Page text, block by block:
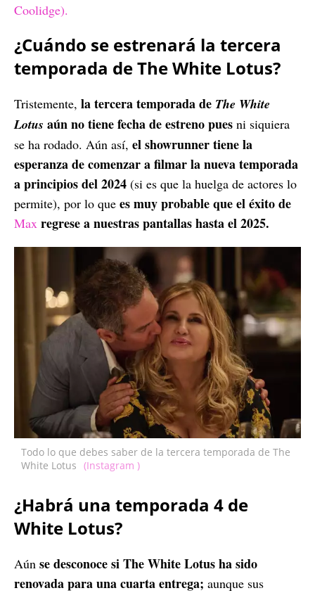
Coolidge).
¿Cuándo se estrenará la tercera
temporada de The White Lotus?
Tristemente, la tercera temporada de The White
Lotus aún no tiene fecha de estreno pues ni siquiera
se ha rodado. Aún así, el showrunner tiene la
esperanza de comenzar a filmar la nueva temporada
a principios del 2024 (si es que la huelga de actores lo
permite), por lo que es muy probable que el éxito de
Max regrese a nuestras pantallas hasta el 2025.
Todo lo que debes saber de la tercera temporada de The
White Lotus (Instagram )
¿Habrá una temporada 4 de
White Lotus?
Aún se desconoce si The White Lotus ha sido
renovada para una cuarta entrega; aunque sus